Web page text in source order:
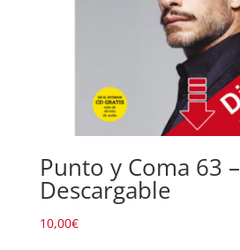
Punto y Coma 63 –
Descargable
10,00€